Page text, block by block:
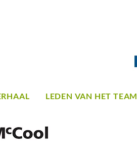
LEDEN VAN HET TEAM